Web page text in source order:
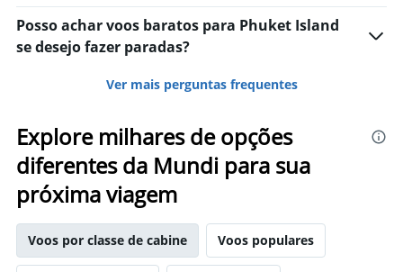
Posso achar voos baratos para Phuket Island
se desejo fazer paradas?
Ver mais perguntas frequentes
Explore milhares de opções
diferentes da Mundi para sua
próxima viagem
Voos por classe de cabine Voos populares